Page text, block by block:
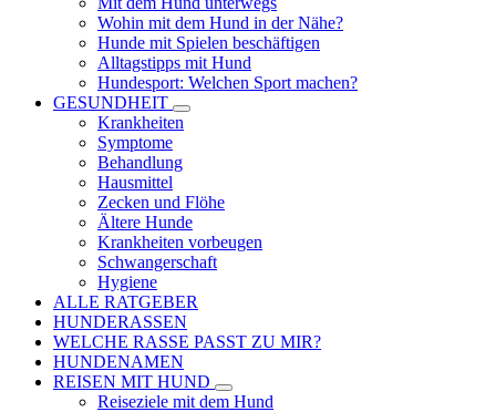
Wohin mit dem Hund in der Nähe?
Hunde mit Spielen beschäftigen
Alltagstipps mit Hund
Hundesport: Welchen Sport machen?
GESUNDHEIT
Krankheiten
Symptome
Behandlung
Hausmittel
Zecken und Flöhe
Ältere Hunde
Krankheiten vorbeugen
Schwangerschaft
Hygiene
ALLE RATGEBER
HUNDERASSEN
WELCHE RASSE PASST ZU MIR?
HUNDENAMEN
REISEN MIT HUND
Reiseziele mit dem Hund